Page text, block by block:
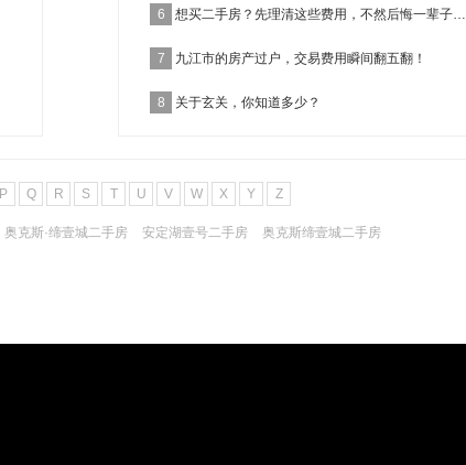
6 想买二手房？先理清这些费用，不然后悔一辈子…
7 九江市的房产过户，交易费用瞬间翻五翻！
8 关于玄关，你知道多少？
P Q R S T U V W X Y Z
奥克斯·缔壹城二手房 安定湖壹号二手房 奥克斯缔壹城二手房